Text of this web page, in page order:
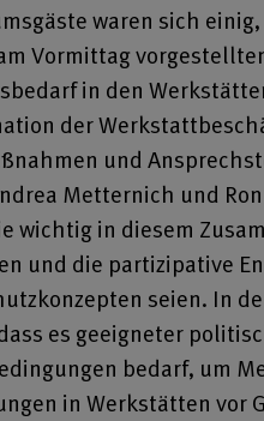
waren sich
Vormittag
in den
der
und
Metternich und
wichtig in diesem
und die partizipative
seien. In
es geeigneter
bedarf, um
in Werkstätten vor